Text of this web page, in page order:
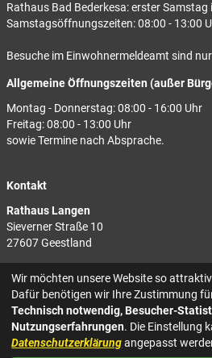
Rathaus Bad Bederkesa: erster Samstag
Samstagsöffnungszeiten: 08:00 - 13:00
Besuche im Einwohnermeldeamt sind
Allgemeine Öffnungszeiten (außer
Montag - Donnerstag: 08:00 - 16:00 Uhr
Freitag: 08:00 - 13:00 Uhr
sowie Termine nach Absprache.
Kontakt
Rathaus Langen
Sieverner Straße 10
27607 Geestland
Rathaus Bad Bederkesa
Am Markt 8
27624 Geestland
Tel.: 04743 937-2300
Wir möchten unsere Website so
Dafür benötigen wir Ihre Zustimmung
Technisch notwendig, Besucher-
Nutzungserfahrungen. Die Einstellung
Datenschutzerklärungangepasst